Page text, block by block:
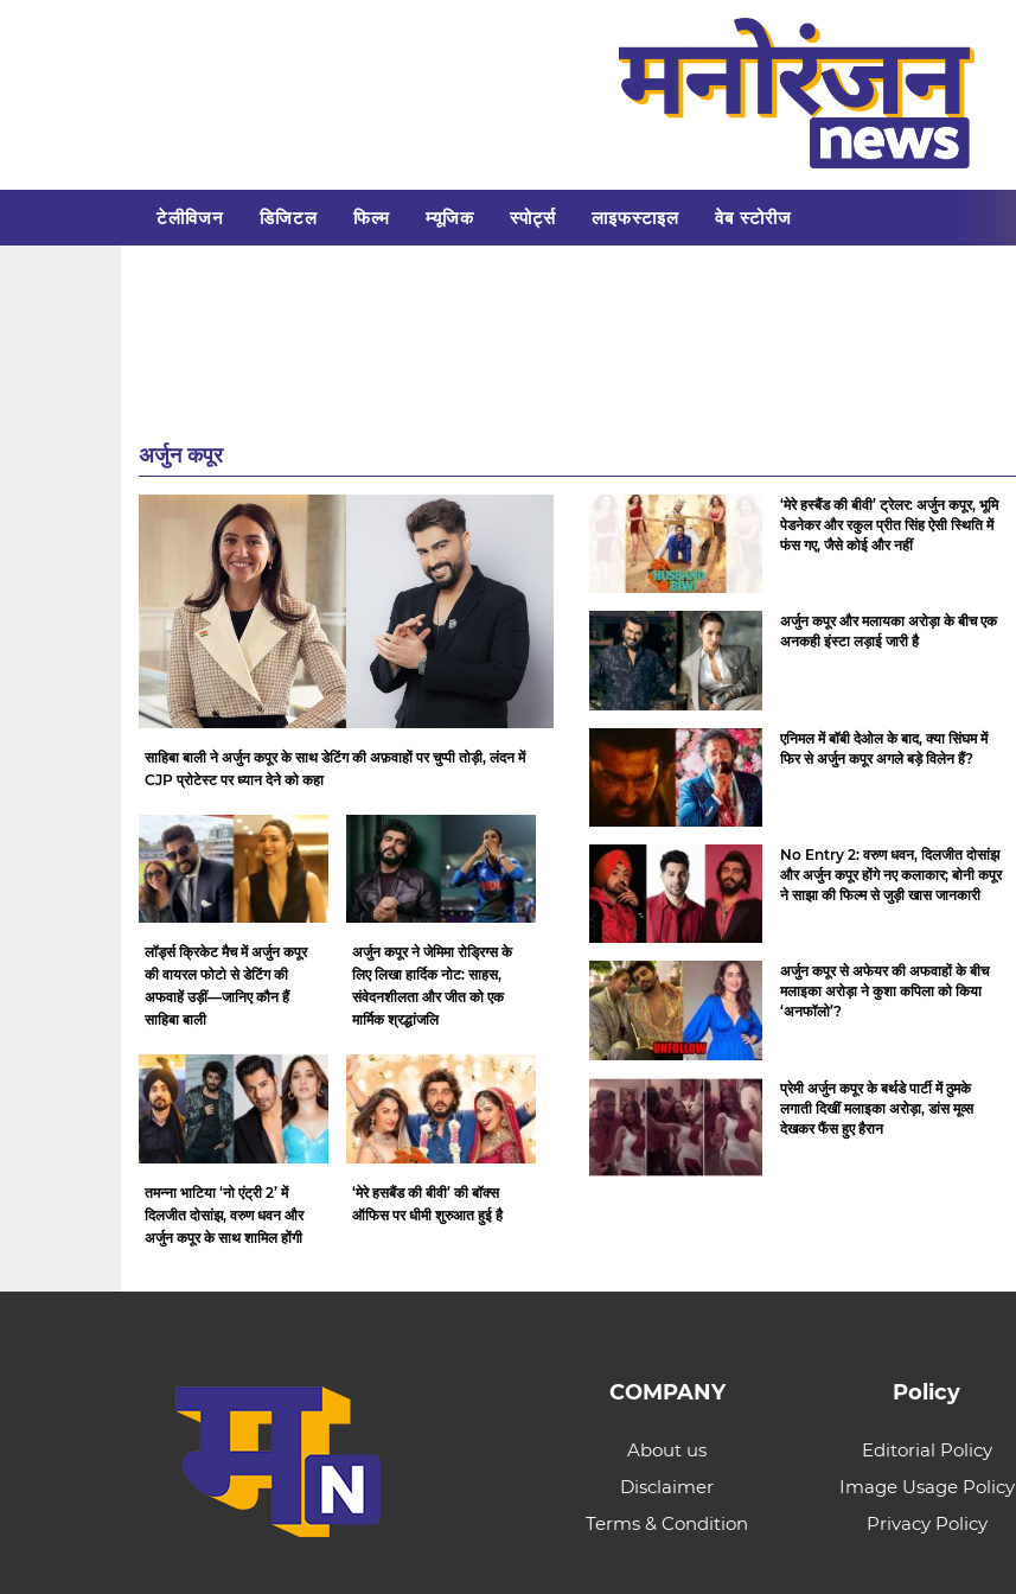
टेलीविजन डिजिटल फिल्म म्यूजिक स्पोर्ट्स लाइफस्टाइल वेब स्टोरीज
अर्जुन कपूर
साहिबा बाली ने अर्जुन कपूर के साथ डेटिंग की अफ़वाहों पर चुप्पी तोड़ी, लंदन में
CJP प्रोटेस्ट पर ध्यान देने को कहा
लॉर्ड्स क्रिकेट मैच में अर्जुन कपूर
की वायरल फोटो से डेटिंग की
अफवाहें उड़ीं—जानिए कौन हैं
साहिबा बाली
अर्जुन कपूर ने जेमिमा रोड्रिग्स के
लिए लिखा हार्दिक नोट: साहस,
संवेदनशीलता और जीत को एक
मार्मिक श्रद्धांजलि
तमन्ना भाटिया ‘नो एंट्री 2’ में
दिलजीत दोसांझ, वरुण धवन और
अर्जुन कपूर के साथ शामिल होंगी
‘मेरे हसबैंड की बीवी’ की बॉक्स
ऑफिस पर धीमी शुरुआत हुई है
‘मेरे हस्बैंड की बीवी’ ट्रेलर: अर्जुन कपूर, भूमि
पेडनेकर और रकुल प्रीत सिंह ऐसी स्थिति में
फंस गए, जैसे कोई और नहीं
अर्जुन कपूर और मलायका अरोड़ा के बीच एक
अनकही इंस्टा लड़ाई जारी है
एनिमल में बॉबी देओल के बाद, क्या सिंघम में
फिर से अर्जुन कपूर अगले बड़े विलेन हैं?
No Entry 2: वरुण धवन, दिलजीत दोसांझ
और अर्जुन कपूर होंगे नए कलाकार; बोनी कपूर
ने साझा की फिल्म से जुड़ी खास जानकारी
अर्जुन कपूर से अफेयर की अफवाहों के बीच
मलाइका अरोड़ा ने कुशा कपिला को किया
‘अनफॉलो’?
प्रेमी अर्जुन कपूर के बर्थडे पार्टी में ठुमके
लगाती दिखीं मलाइका अरोड़ा, डांस मूव्स
देखकर फैंस हुए हैरान
COMPANY
About us
Disclaimer
Terms & Condition
Policy
Editorial Policy
Image Usage Policy
Privacy Policy